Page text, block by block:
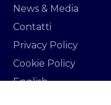
News & Media
Contatti
Privacy Policy
Cookie Policy
English